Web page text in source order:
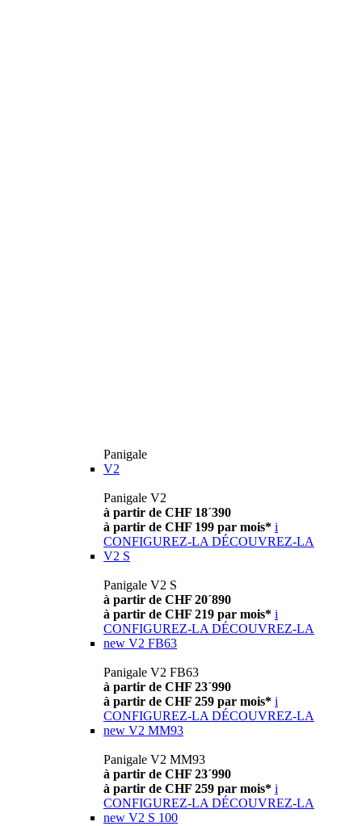
Panigale
V2
Panigale V2
à partir de CHF 18´390
à partir de CHF 199 par mois* i
CONFIGUREZ-LA DÉCOUVREZ-LA
V2 S
Panigale V2 S
à partir de CHF 20´890
à partir de CHF 219 par mois* i
CONFIGUREZ-LA DÉCOUVREZ-LA
new V2 FB63
Panigale V2 FB63
à partir de CHF 23´990
à partir de CHF 259 par mois* i
CONFIGUREZ-LA DÉCOUVREZ-LA
new V2 MM93
Panigale V2 MM93
à partir de CHF 23´990
à partir de CHF 259 par mois* i
CONFIGUREZ-LA DÉCOUVREZ-LA
new V2 S 100